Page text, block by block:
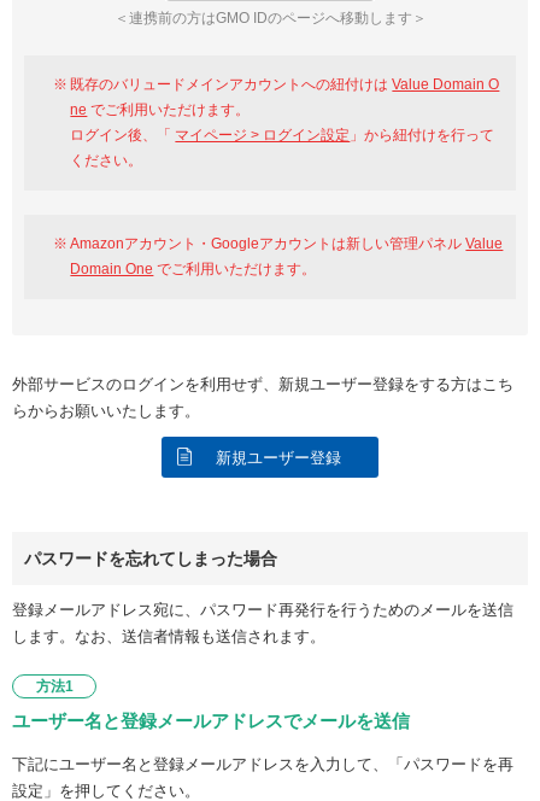
＜連携前の方はGMO IDのページへ移動します＞
既存のバリュードメインアカウントへの紐付けはValue Domain O
ne でご利用いただけます。
ログイン後、「 マイページ > ログイン設定 」から紐付けを行って
ください。
Amazonアカウント・Googleアカウントは新しい管理パネルValue
Domain One でご利用いただけます。
外部サービスのログインを利用せず、新規ユーザー登録をする方はこち
らからお願いいたします。
新規ユーザー登録
パスワードを忘れてしまった場合
登録メールアドレス宛に、パスワード再発行を行うためのメールを送信
します。なお、送信者情報も送信されます。
方法1
ユーザー名と登録メールアドレスでメールを送信
下記にユーザー名と登録メールアドレスを入力して、「パスワードを再
設定」を押してください。